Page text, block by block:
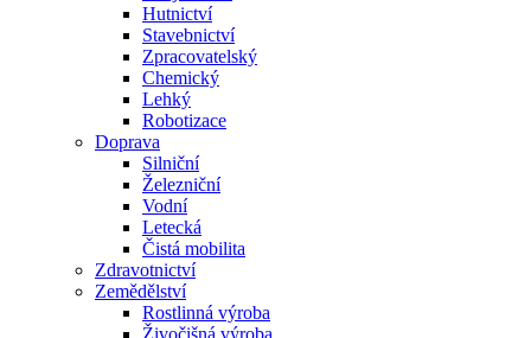
Hutnictví
Stavebnictví
Zpracovatelský
Chemický
Lehký
Robotizace
Doprava
Silniční
Železniční
Vodní
Letecká
Čistá mobilita
Zdravotnictví
Zemědělství
Rostlinná výroba
Živočišná výroba